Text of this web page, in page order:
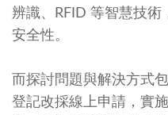
辨識、RFID 等智慧技
安全性。
而探討問題與解決方式
登記改採線上申請，實